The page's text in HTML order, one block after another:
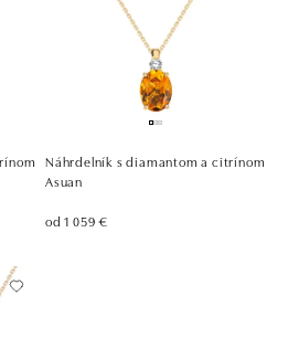
Náhrdelník s diamantom a citrínom
Asuan
od 1 059 €